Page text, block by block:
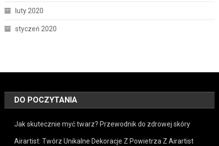
luty 2020
styczeń 2020
DO POCZYTANIA
Jak skutecznie myć twarz? Przewodnik do zdrowej skóry
Airartist: Twórz Unikalne Dekoracje Z Powietrza Z Airartist